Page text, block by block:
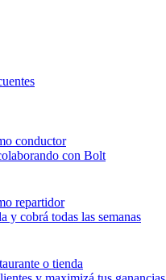
conductor
con Bolt
repartidor
y cobrá todas las semanas
o tienda